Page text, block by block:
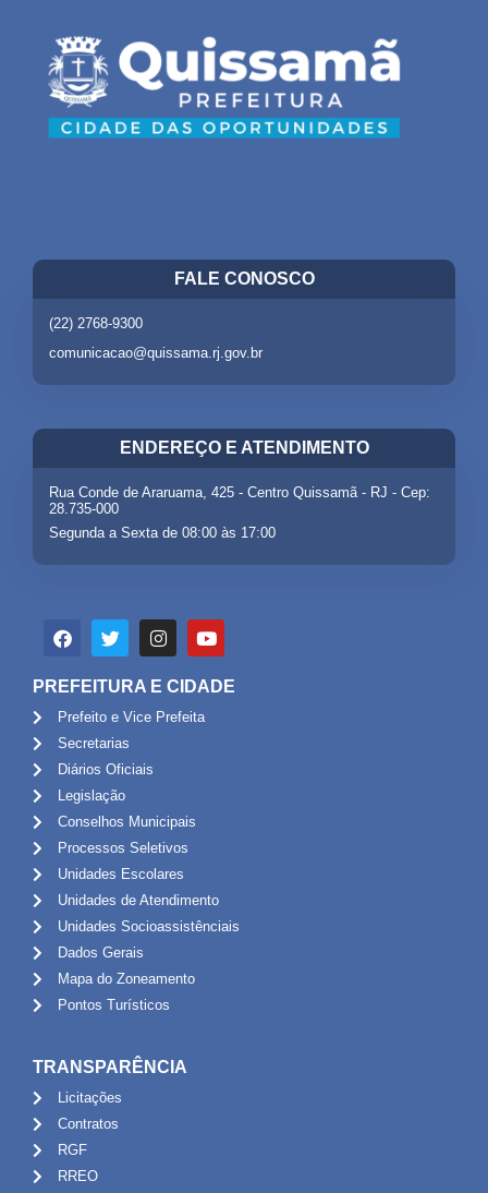
FALE CONOSCO
(22) 2768-9300
comunicacao@quissama.rj.gov.br
ENDEREÇO E ATENDIMENTO
Rua Conde de Araruama, 425 - Centro Quissamã - RJ - Cep:
28.735-000
Segunda a Sexta de 08:00 às 17:00
PREFEITURA E CIDADE
Prefeito e Vice Prefeita
Secretarias
Diários Oficiais
Legislação
Conselhos Municipais
Processos Seletivos
Unidades Escolares
Unidades de Atendimento
Unidades Socioassistênciais
Dados Gerais
Mapa do Zoneamento
Pontos Turísticos
TRANSPARÊNCIA
Licitações
Contratos
RGF
RREO